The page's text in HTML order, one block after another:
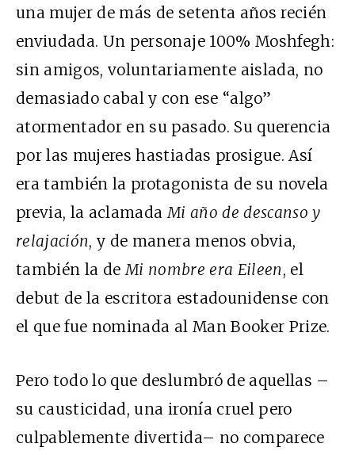
una mujer de más de setenta años recién
enviudada. Un personaje 100% Moshfegh:
sin amigos, voluntariamente aislada, no
demasiado cabal y con ese “algo”
atormentador en su pasado. Su querencia
por las mujeres hastiadas prosigue. Así
era también la protagonista de su novela
previa, la aclamadaMi año de descanso y
relajación, y de manera menos obvia,
también la deMi nombre era Eileen, el
debut de la escritora estadounidense con
el que fue nominada al Man Booker Prize.
Pero todo lo que deslumbró de aquellas –
su causticidad, una ironía cruel pero
culpablemente divertida– no comparece